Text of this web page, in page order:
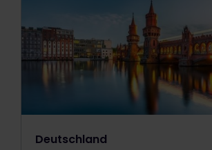
Deutschland